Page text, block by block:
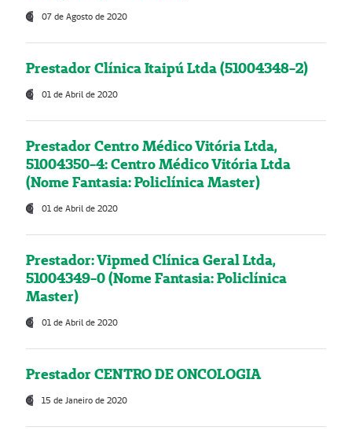
07 de Agosto de 2020
Prestador Clínica Itaipú Ltda (51004348-2)
01 de Abril de 2020
Prestador Centro Médico Vitória Ltda,
51004350-4: Centro Médico Vitória Ltda
(Nome Fantasia: Policlínica Master)
01 de Abril de 2020
Prestador: Vipmed Clínica Geral Ltda,
51004349-0 (Nome Fantasia: Policlínica
Master)
01 de Abril de 2020
Prestador CENTRO DE ONCOLOGIA
15 de Janeiro de 2020